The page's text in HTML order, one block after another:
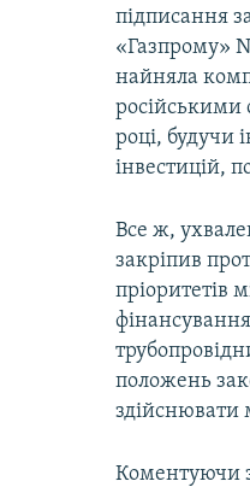
підписання
«Газпрому»
найняла
російськими
році, будучи
інвестицій,
Все ж,
закріпив
пріоритетів
положень
здійснювати
Коментуючи